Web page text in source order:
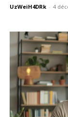
UzWeiH4DRk - 4